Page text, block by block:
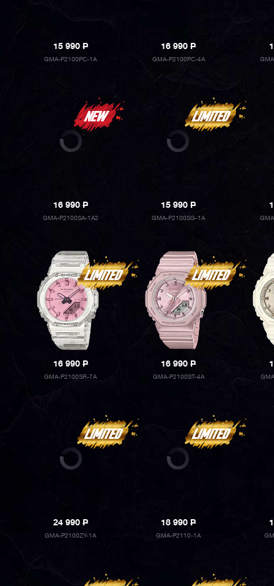
15 990P
GMA-P2100PC-1A
16 990P
GMA-P2100PC-4A
16 990P
GMA-P2100SA-1A2
15 990P
GMA-P2100SG-1A
16 990P
GMA-P2100SR-7A
16 990P
GMA-P2100ST-4A
24 990P
GMA-P2100ZY-1A
18 990P
GMA-P2110-1A